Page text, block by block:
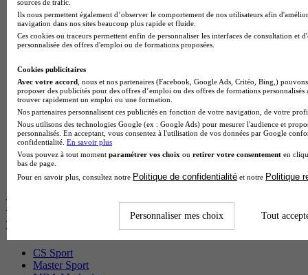
Master CCA en alternance
BTS Ndrc en alternance
BTS Sam en alternance
Cap Fleuriste en alternance
BTS Sio en alternance
MSc Marketing Digital en alternance
BTS Gpme en alternance
Cap Electricien en alternance
BTS Gpn en alternance
BTS Domotique en alternance
BAC Pro Agora en alternance
BTS Sta en alternance
BTS Iris en alternance
BTS Tpl en alternance
BTS Ati en alternance
Les diplômes par filière les plus
recherchés
CS Sport
Master Sport
sources de trafic.
Ils nous permettent également d’observer le comportement de nos utilisateurs afin
navigation dans nos sites beaucoup plus rapide et fluide.
Ces cookies ou traceurs permettent enfin de personnaliser les interfaces de consultation et
personnalisée des offres d'emploi ou de formations proposées.
Cookies publicitaires
Avec votre accord , nous et nos partenaires (Facebook, Google Ads, Critéo, Bing,)
proposer des publicités pour des offres d’emploi ou des offres de formations
trouver rapidement un emploi ou une formation.
Nos partenaires personnalisent ces publicités en fonction de votre navigation, de votre
Nous utilisons des technologies Google (ex : Google Ads) pour mesurer l'audience et
personnalisés. En acceptant, vous consentez à l'utilisation de vos données par Google
confidentialité. En savoir plus
Vous pouvez à tout moment paramétrer vos choix ou retirer votre consentement en
bas de page.
Pour en savoir plus, consultez notre Politique de confidentialité et notre Politique
Personnaliser mes choix Tout